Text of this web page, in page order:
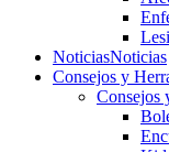
NoticiasNoticias
Consejos y
Consejos